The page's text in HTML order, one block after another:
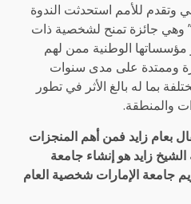
وتقدم للأمم استحدثت الندوة
وهي جائزة تمنح لشخصية ذات
الوطنية ممن لهم
وممتدة على مدى سنوات
بما له بالغ الأثر في تطور
والمنطقة.
بعام زايد فمن أهم المنجزات
زايد هو إنشاء جامعة
جامعة الإمارات شخصية العام